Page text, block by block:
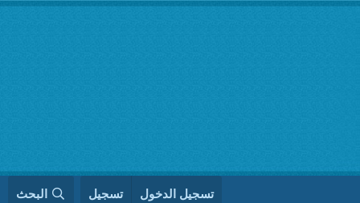
تسجيل الدخول تسجيل البحث